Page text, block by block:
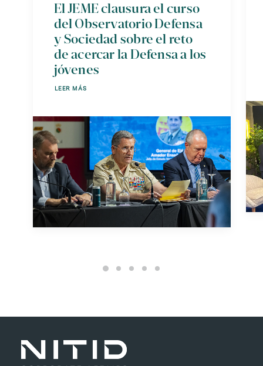
El JEME clausura el curso
del Observatorio Defensa
y Sociedad sobre el reto
de acercar la Defensa a los
jóvenes
LEER MÁS